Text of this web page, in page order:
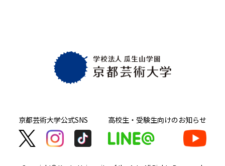
京都芸術大学公式SNS 高校生・受験生向けのお知らせ